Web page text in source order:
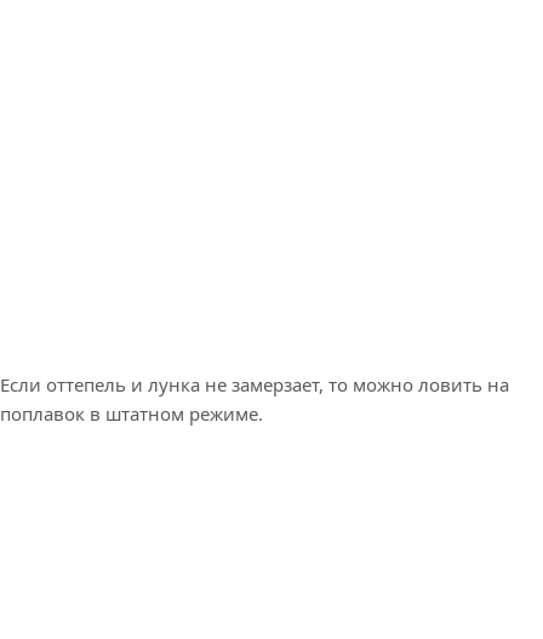
Если оттепель и лунка не замерзает, то можно ловить на
поплавок в штатном режиме.